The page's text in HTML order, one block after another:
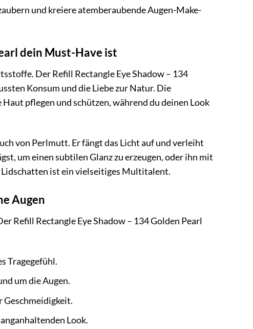
und kreiere atemberaubende Augen-Make-
dein Must-Have ist
Der Refill Rectangle Eye Shadow – 134
Konsum und die Liebe zur Natur. Die
pflegen und schützen, während du deinen Look
von Perlmutt. Er fängt das Licht auf und verleiht
um einen subtilen Glanz zu erzeugen, oder ihn mit
Lidschatten ist ein vielseitiges Multitalent.
Augen
Refill Rectangle Eye Shadow – 134 Golden Pearl
Tragegefühl.
um die Augen.
Geschmeidigkeit.
Look.